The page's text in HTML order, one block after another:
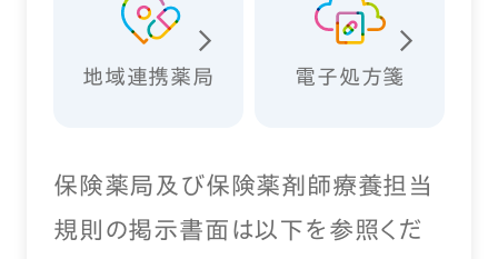
地域連携薬局 電子処方箋
保険薬局及び保険薬剤師療養担当
規則の掲示書面は以下を参照くだ